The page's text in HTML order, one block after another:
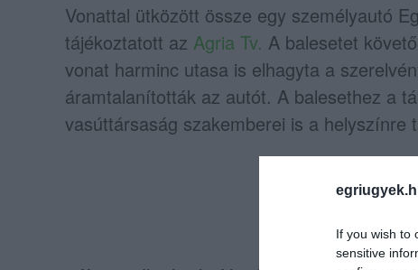
If you wish to
sensitive
Vonattal ütközött össze egy személyautó
tájékoztatott az Agria Tv. A balesetet
vonat harminc utasa is elhagyta a
áramtalanították az autót. A balesethez a
vasúttársaság szakemberei is a helyszínre